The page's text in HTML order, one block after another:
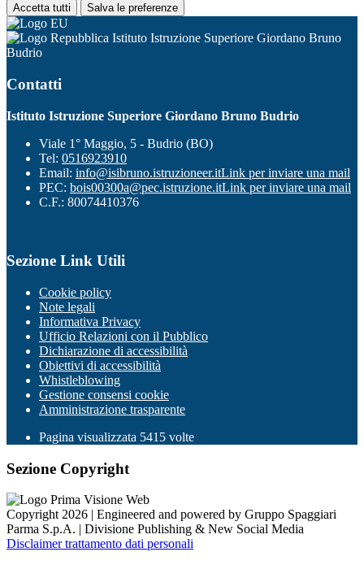
Accetta tutti Salva le preferenze
Istituto Istruzione Superiore Giordano Bruno
Budrio
Contatti
Istituto Istruzione Superiore Giordano Bruno Budrio
Viale 1° Maggio, 5 - Budrio (BO)
Tel: 0516923910
Email: info@isibruno.istruzioneer.itLink per inviare una mail
PEC: bois00300a@pec.istruzione.itLink per inviare una mail
C.F.: 80074410376
Sezione Link Utili
Cookie policy
Note legali
Informativa Privacy
Ufficio Relazioni con il Pubblico
Dichiarazione di accessibilità
Obiettivi di accessibilità
Whistleblowing
Gestione consensi cookie
Amministrazione trasparente
Pagina visualizzata 5415 volte
Sezione Copyright
Copyright 2026 | Engineered and powered by Gruppo Spaggiari
Parma S.p.A. | Divisione Publishing & New Social Media
Disclaimer trattamento dati personali